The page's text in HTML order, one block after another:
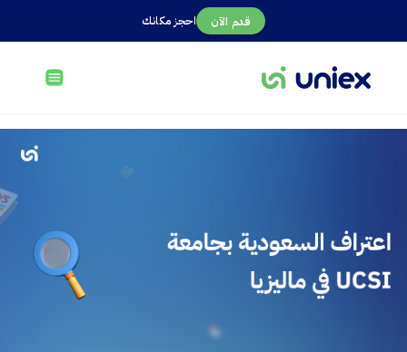
احجز مكانك قدم الآن